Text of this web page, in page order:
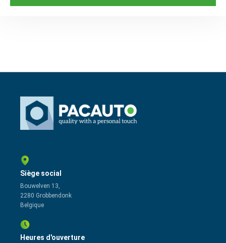
Siège social
Bouwelven 13,
2280 Grobbendonk
Belgique
Heures d'ouverture